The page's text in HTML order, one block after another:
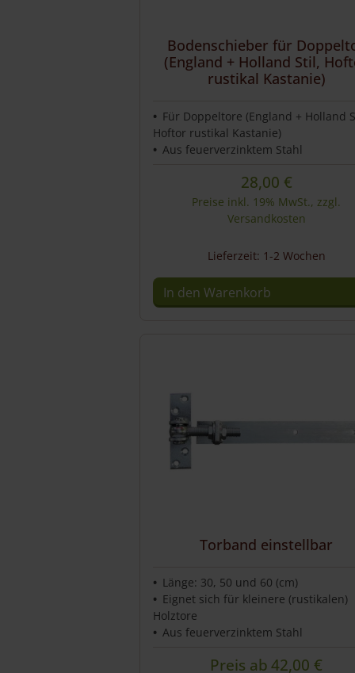
Bodenschieber für
(England + Holland Stil,
rustikal Kastanie)
Für Doppeltore (England + Holland
Hoftor rustikal Kastanie)
Aus feuerverzinktem Stahl
28,00 €
Preise inkl. 19% MwSt., zzgl.
Versandkosten
Lieferzeit: 1-2 Wochen
In den Warenkorb
Torband einstellbar
Länge: 30, 50 und 60 (cm)
Eignet sich für kleinere (rustikalen)
Holztore
Aus feuerverzinktem Stahl
Preis ab42,00 €